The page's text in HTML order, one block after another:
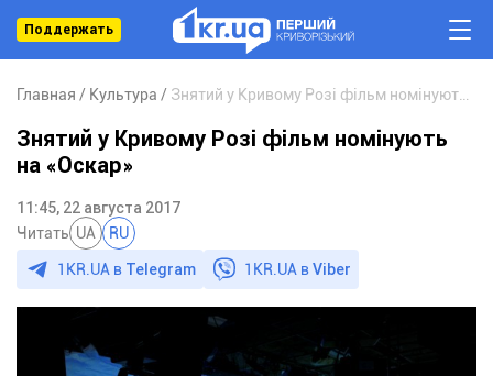
Поддержать
Главная Культура
Знятий у Кривому Розі фільм номінують
на «Оскар»
11:45, 22 августа 2017
Читать UA RU
1KR.UA в Telegram 1KR.UA вViber